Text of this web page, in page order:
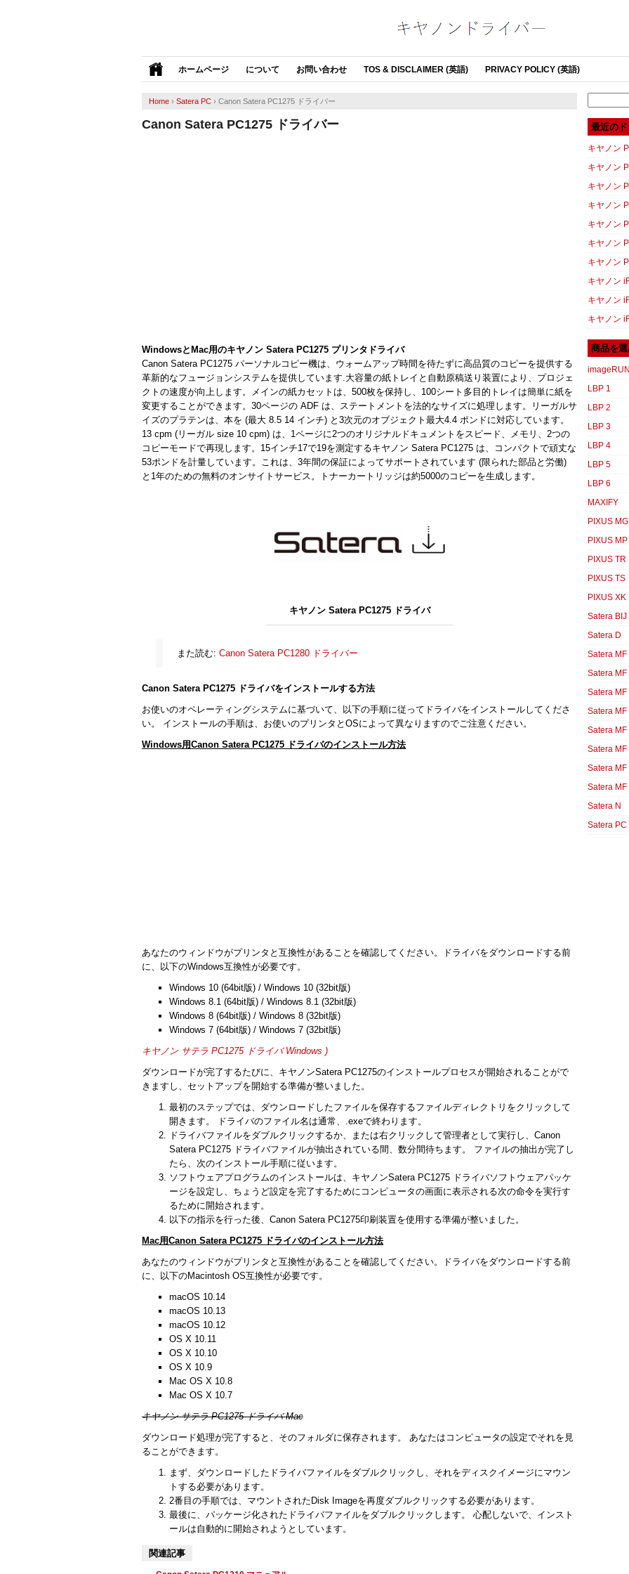
ホームページ について お問い合わせ TOS & DISCLAIMER (英語) PRIVACY POLICY (英語)
Home › Satera PC › Canon Satera PC1275 ドライバー
Canon Satera PC1275 ドライバー
WindowsとMac用のキヤノン Satera PC1275 プリンタドライバ
Canon Satera PC1275 パーソナルコピー機は、ウォームアップ時間を待たずに高品質のコピーを提供する
革新的なフュージョンシステムを提供しています.大容量の紙トレイと自動原稿送り装置により、プロジェ
クトの速度が向上します。メインの紙カセットは、500枚を保持し、100シート多目的トレイは簡単に紙を
変更することができます。30ページの ADF は、ステートメントを法的なサイズに処理します。リーガルサ
イズのプラテンは、本を (最大 8.5 14 インチ) と3次元のオブジェクト最大4.4 ポンドに対応しています。
13 cpm (リーガル size 10 cpm) は、1ページに2つのオリジナルドキュメントをスピード、メモリ、2つの
コピーモードで再現します。15インチ17で19を測定するキヤノン Satera PC1275 は、コンパクトで頑丈な
53ポンドを計量しています。これは、3年間の保証によってサポートされています (限られた部品と労働)
と1年のための無料のオンサイトサービス。トナーカートリッジは約5000のコピーを生成します。
キヤノン Satera PC1275 ドライバ
また読む: Canon Satera PC1280 ドライバー
Canon Satera PC1275 ドライバをインストールする方法
お使いのオペレーティングシステムに基づいて、以下の手順に従ってドライバをインストールしてくださ
い。 インストールの手順は、お使いのプリンタとOSによって異なりますのでご注意ください。
Windows用Canon Satera PC1275 ドライバのインストール方法
あなたのウィンドウがプリンタと互換性があることを確認してください。ドライバをダウンロードする前
に、以下のWindows互換性が必要です。
Windows 10 (64bit版) / Windows 10 (32bit版)
Windows 8.1 (64bit版) / Windows 8.1 (32bit版)
Windows 8 (64bit版) / Windows 8 (32bit版)
Windows 7 (64bit版) / Windows 7 (32bit版)
キヤノン サテラ PC1275 ドライバ Windows )
ダウンロードが完了するたびに、キヤノンSatera PC1275のインストールプロセスが開始されることがで
きますし、セットアップを開始する準備が整いました。
最初のステップでは、ダウンロードしたファイルを保存するファイルディレクトリをクリックして
開きます。 ドライバのファイル名は通常、.exeで終わります。
ドライバファイルをダブルクリックするか、または右クリックして管理者として実行し、Canon
Satera PC1275 ドライバファイルが抽出されている間、数分間待ちます。 ファイルの抽出が完了し
たら、次のインストール手順に従います。
ソフトウェアプログラムのインストールは、キヤノンSatera PC1275 ドライバソフトウェアパッケ
ージを設定し、ちょうど設定を完了するためにコンピュータの画面に表示される次の命令を実行す
るために開始されます。
以下の指示を行った後、Canon Satera PC1275印刷装置を使用する準備が整いました。
Mac用Canon Satera PC1275 ドライバのインストール方法
あなたのウィンドウがプリンタと互換性があることを確認してください。ドライバをダウンロードする前
に、以下のMacintosh OS互換性が必要です。
macOS 10.14
macOS 10.13
macOS 10.12
OS X 10.11
OS X 10.10
OS X 10.9
Mac OS X 10.8
Mac OS X 10.7
キヤノン サテラ PC1275 ドライバ Mac
ダウンロード処理が完了すると、そのフォルダに保存されます。 あなたはコンピュータの設定でそれを見
ることができます。
まず、ダウンロードしたドライバファイルをダブルクリックし、それをディスクイメージにマウン
トする必要があります。
2番目の手順では、マウントされたDisk Imageを再度ダブルクリックする必要があります。
最後に、パッケージ化されたドライバファイルをダブルクリックします。 心配しないで、インスト
ールは自動的に開始されようとしています。
関連記事
最近の
キヤノン
キヤノン
キヤノン
キヤノン
キヤノン
キヤノン
キヤノン
キヤノン
キヤノン
キヤノン
商品を
LBP 1
LBP 2
LBP 3
LBP 4
LBP 5
LBP 6
MAXIFY
PIXUS MG
PIXUS MP
PIXUS TR
PIXUS TS
PIXUS XK
Satera BIJ
Satera D
Satera MF
Satera MF
Satera MF
Satera MF
Satera MF
Satera MF
Satera MF
Satera MF
Satera N
Satera PC